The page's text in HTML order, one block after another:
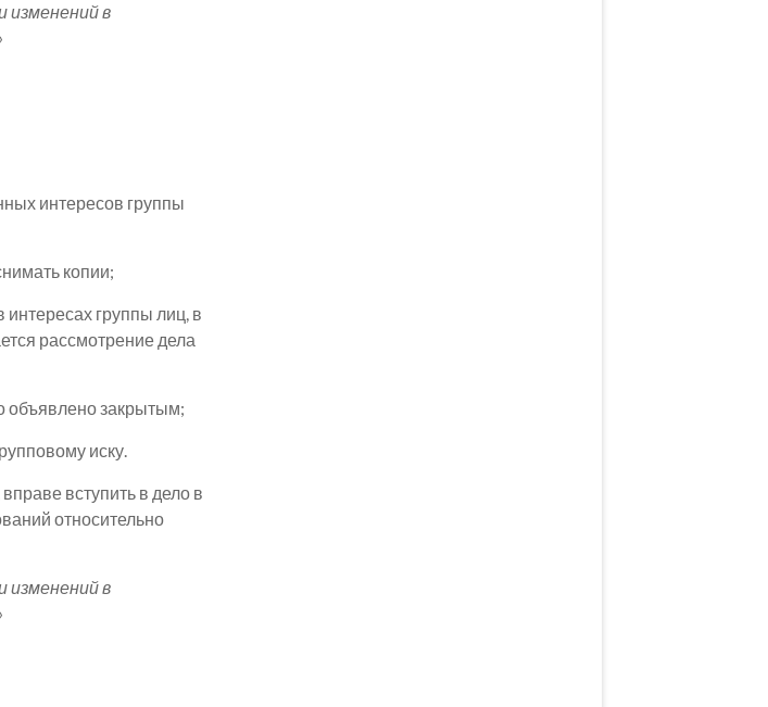
в
интересов группы
копии;
интересах группы лиц, в
рассмотрение дела
объявлено закрытым;
иску.
вступить в дело в
относительно
в